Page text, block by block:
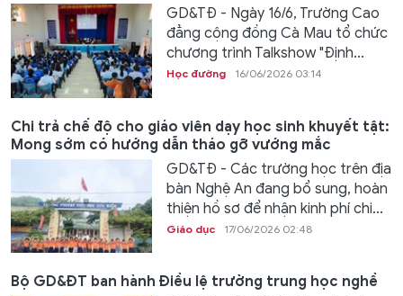
GD&TĐ - Ngày 16/6, Trường Cao
đẳng cộng đồng Cà Mau tổ chức
chương trình Talkshow "Định...
Học đường 16/06/2026 03:14
Chi trả chế độ cho giáo viên dạy học sinh khuyết tật:
Mong sớm có hướng dẫn tháo gỡ vướng mắc
GD&TĐ - Các trường học trên địa
bàn Nghệ An đang bổ sung, hoàn
thiện hồ sơ để nhận kinh phí chi...
Giáo dục 17/06/2026 02:48
Bộ GD&ĐT ban hành Điều lệ trường trung học nghề